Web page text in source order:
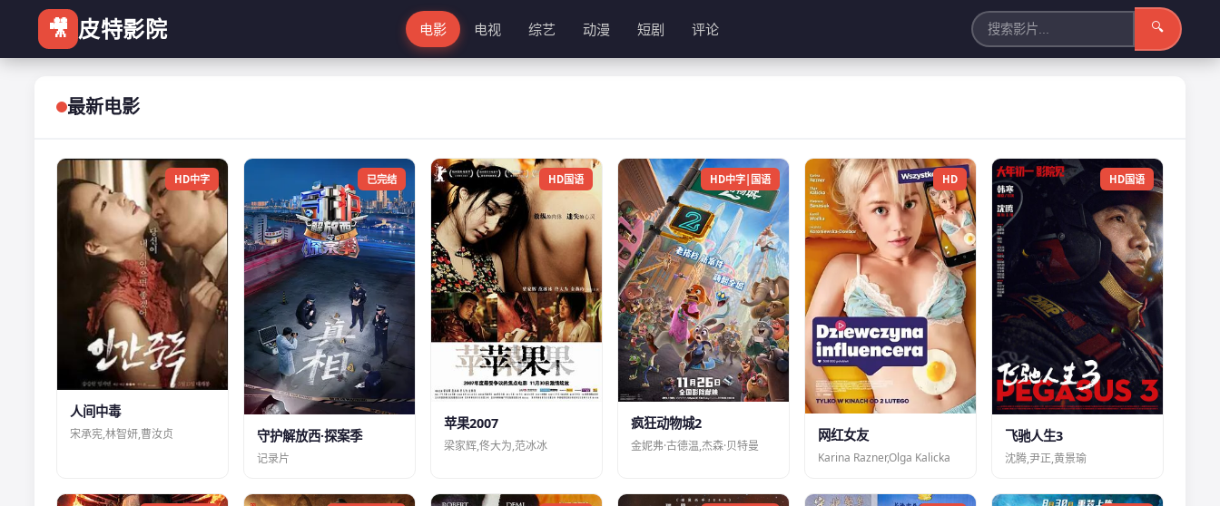
🎥 皮特影院 电影 电视 综艺 动漫 短剧 评论 🔍
最新电影
HD中字
人间中毒
宋承宪,林智妍,曹汝贞
已完结
守护解放西·探案季
记录片
HD国语
苹果2007
梁家辉,佟大为,范冰冰
HD中字|国语
疯狂动物城2
金妮弗·古德温,杰森·贝特曼
HD
网红女友
Karina Razner,Olga Kalicka
HD国语
飞驰人生3
沈腾,尹正,黄景瑜